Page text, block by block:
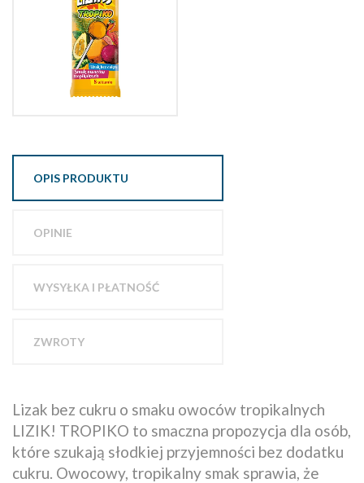
OPIS PRODUKTU
OPINIE
WYSYŁKA I PŁATNOŚĆ
ZWROTY
Lizak bez cukru o smaku owoców tropikalnych
LIZIK! TROPIKO to smaczna propozycja dla osób,
które szukają słodkiej przyjemności bez dodatku
cukru. Owocowy, tropikalny smak sprawia, że